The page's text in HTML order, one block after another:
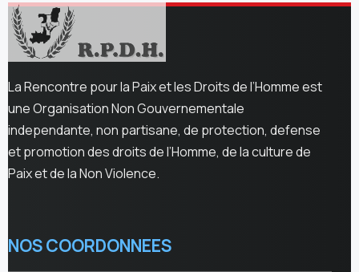
La Rencontre pour la Paix et les Droits de l’Homme est
une Organisation Non Gouvernementale
independante, non partisane, de protection, defense
et promotion des droits de l’Homme, de la culture de
Paix et de la Non Violence.
NOS COORDONNEES